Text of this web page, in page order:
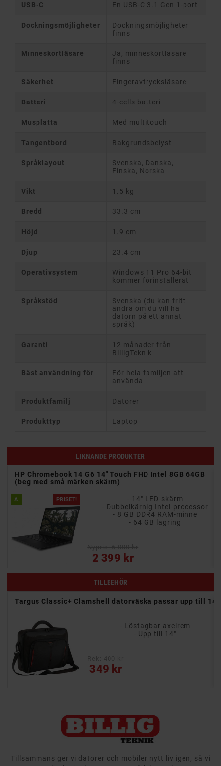
USB-C En USB-C 3.1 Gen 1-port
Dockningsmöjligheter
Dockningsmöjligheter
finns
Minneskortläsare
Ja, minneskortläsare
finns
Säkerhet Fingeravtrycksläsare
Batteri 4-cells batteri
Musplatta Med multitouch
Tangentbord Bakgrundsbelyst
Språklayout
Svenska, Danska,
Finska, Norska
Vikt 1.5 kg
Bredd 33.3 cm
Höjd 1.9 cm
Djup 23.4 cm
Operativsystem
Windows 11 Pro 64-bit
kommer förinstallerat
Språkstöd
Svenska (du kan fritt
ändra om du vill ha
datorn på ett annat
språk)
Garanti
12 månader från
BilligTeknik
Bäst användning för
För hela familjen att
använda
Produktfamilj Datorer
Produkttyp Laptop
LIKNANDE PRODUKTER
HP Chromebook 14 G6 14" Touch FHD Intel 8GB 64GB
(beg med små märken skärm)
PRISET!
A
- 14" LED-skärm
- Dubbelkärnig Intel-processor
- 8 GB DDR4 RAM-minne
- 64 GB lagring
2 399 kr
Pris
TILLBEHÖR
Targus Classic+ Clamshell datorväska passar upp till 14"
- Löstagbar axelrem
- Upp till 14"
349 kr
Pris
Tillsammans ger vi datorer och mobiler nytt liv igen, så vi